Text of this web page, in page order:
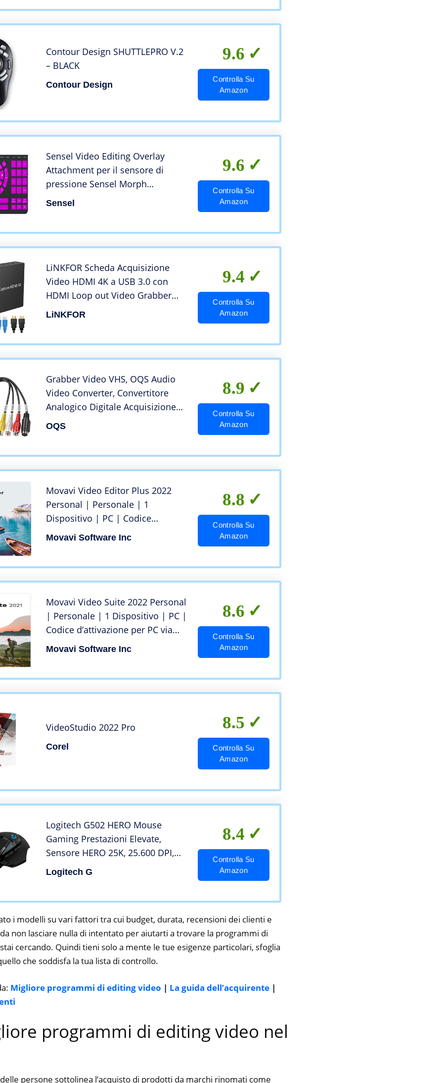
Contour Design SHUTTLEPRO V.2
– BLACK
Contour Design
9.6
Controlla Su
Amazon
Sensel Video Editing Overlay
Attachment per il sensore di
pressione Sensel Morph
Controller (Jogwheel e comandi
Sensel
9.6
Controlla Su
Amazon
LiNKFOR Scheda Acquisizione
Video HDMI 4K a USB 3.0 con
HDMI Loop out Video Grabber
con Cavo HDMI Dongle Cattura
LiNKFOR
9.4
Controlla Su
Amazon
Grabber Video VHS, OQS Audio
Video Converter, Convertitore
Analogico Digitale Acquisizione
converte Hi8 VHS, Adattatore
Video USB 2.0 con Acquisizione
OQS
8.9
Controlla Su
Amazon
Movavi Video Editor Plus 2022
Personal | Personale | 1
Dispositivo | PC | Codice
d’attivazione per PC via email
Movavi Software Inc
8.8
Controlla Su
Amazon
Movavi Video Suite 2022 Personal
| Personale | 1 Dispositivo | PC |
Codice d’attivazione per PC via
email
Movavi Software Inc
8.6
Controlla Su
Amazon
VideoStudio 2022 Pro
Corel
8.5
Controlla Su
Amazon
Logitech G502 HERO Mouse
Gaming Prestazioni Elevate,
Sensore HERO 25K, 25.600 DPI,
RGB, Pesi Regolabili, 11 Pulsanti
Programmabili, Memoria
Logitech G
8.4
Controlla Su
Amazon
i modelli su vari fattori tra cui budget, durata, recensioni dei clienti e
non lasciare nulla di intentato per aiutarti a trovare la programmi di
cercando. Quindi tieni solo a mente le tue esigenze particolari, sfoglia
che soddisfa la tua lista di controllo.
Migliore programmi di editing video | La guida dell’acquirente |
programmi di editing video nel
persone sottolinea l’acquisto di prodotti da marchi rinomati come